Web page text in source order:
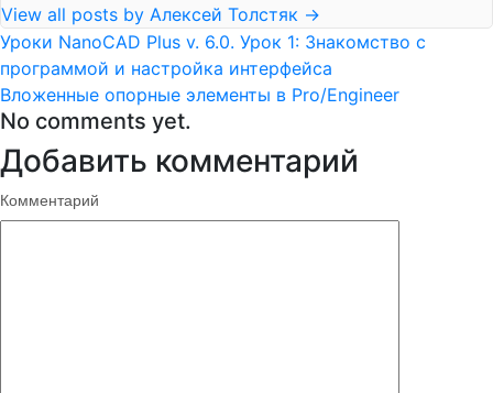
View all posts by Алексей Толстяк →
Уроки NanoCAD Plus v. 6.0. Урок 1: Знакомство с
программой и настройка интерфейса
Вложенные опорные элементы в Pro/Engineer
No comments yet.
Добавить комментарий
Комментарий